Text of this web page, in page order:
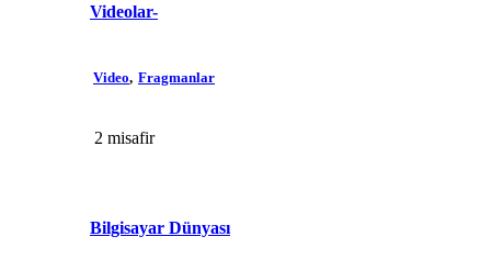
Videolar-
Video Fragmanlar
2 misafir
Bilgisayar Dünyası